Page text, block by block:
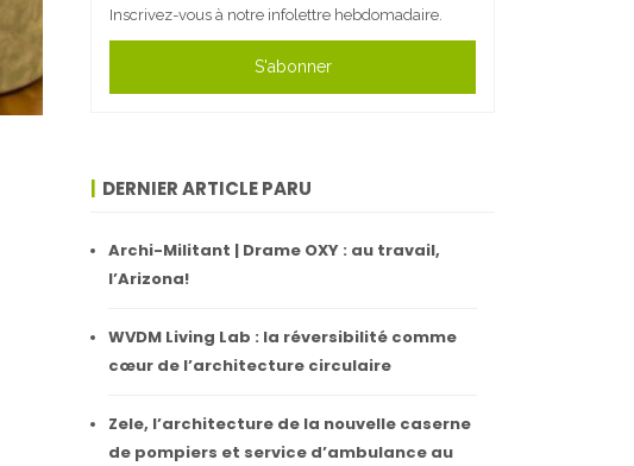
Inscrivez-vous à notre infolettre hebdomadaire.
S'abonner
DERNIER ARTICLE PARU
Archi-Militant | Drame OXY : au travail,
l’Arizona!
WVDM Living Lab : la réversibilité comme
cœur de l’architecture circulaire
Zele, l’architecture de la nouvelle caserne
de pompiers et service d’ambulance au